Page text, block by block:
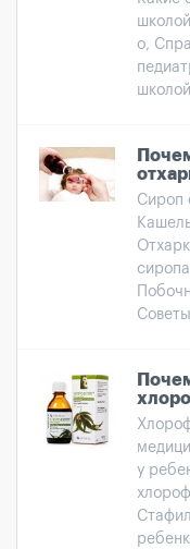
о,
Сироп
у